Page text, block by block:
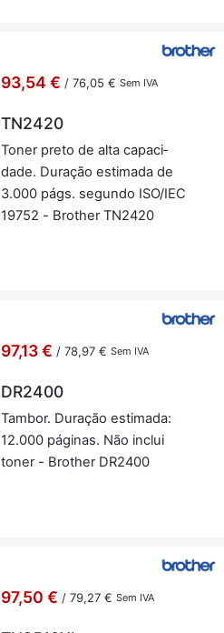
93,54 € / 76,05 € Sem IVA
TN2420
Toner preto de alta ca­pa­ci­
dade. Du­ração es­ti­mada de
3.000 págs. se­gundo ISO/IEC
19752 - Brother TN2420
97,13 € / 78,97 € Sem IVA
DR2400
Tambor. Du­ração es­ti­mada:
12.000 pá­ginas. Não in­clui
toner - Brother DR2400
97,50 € / 79,27 € Sem IVA